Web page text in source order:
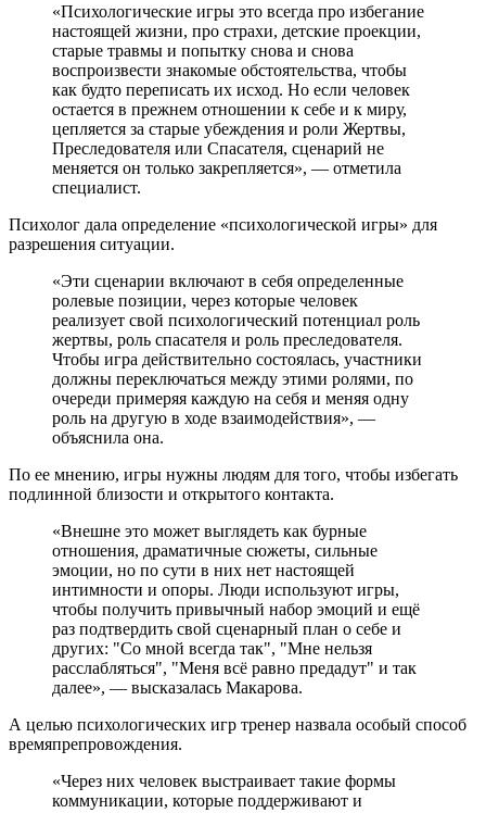
«Психологические игры это всегда про избегание
настоящей жизни, про страхи, детские проекции,
старые травмы и попытку снова и снова
воспроизвести знакомые обстоятельства, чтобы
как будто переписать их исход. Но если человек
остается в прежнем отношении к себе и к миру,
цепляется за старые убеждения и роли Жертвы,
Преследователя или Спасателя, сценарий не
меняется он только закрепляется», — отметила
специалист.
Психолог дала определение «психологической игры» для
разрешения ситуации.
«Эти сценарии включают в себя определенные
ролевые позиции, через которые человек
реализует свой психологический потенциал роль
жертвы, роль спасателя и роль преследователя.
Чтобы игра действительно состоялась, участники
должны переключаться между этими ролями, по
очереди примеряя каждую на себя и меняя одну
роль на другую в ходе взаимодействия», —
объяснила она.
По ее мнению, игры нужны людям для того, чтобы избегать
подлинной близости и открытого контакта.
«Внешне это может выглядеть как бурные
отношения, драматичные сюжеты, сильные
эмоции, но по сути в них нет настоящей
интимности и опоры. Люди используют игры,
чтобы получить привычный набор эмоций и ещё
раз подтвердить свой сценарный план о себе и
других: "Со мной всегда так", "Мне нельзя
расслабляться", "Меня всё равно предадут" и так
далее», — высказалась Макарова.
А целью психологических игр тренер назвала особый способ
времяпрепровождения.
«Через них человек выстраивает такие формы
коммуникации, которые поддерживают и